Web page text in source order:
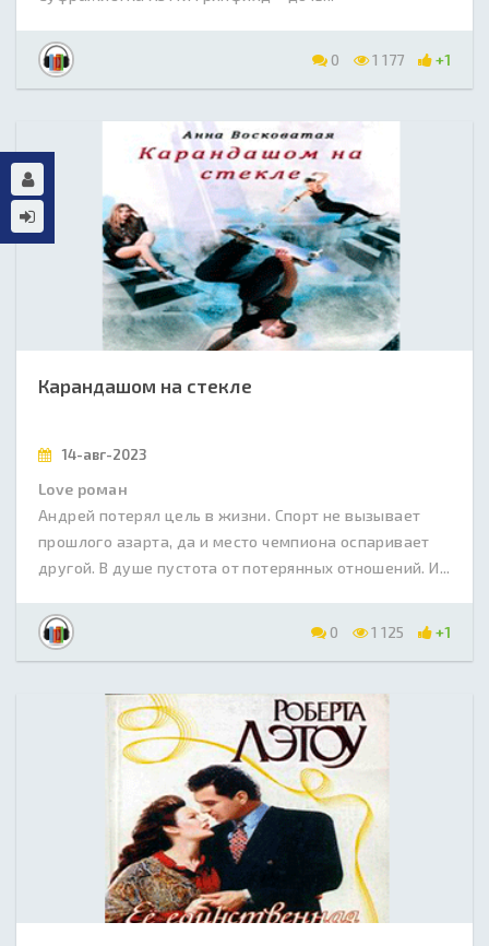
0 1 177 +1
Карандашом на стекле
14-авг-2023
Love роман
Андрей потерял цель в жизни. Спорт не вызывает
прошлого азарта, да и место чемпиона оспаривает
другой. В душе пустота от потерянных отношений. И...
0 1 125 +1